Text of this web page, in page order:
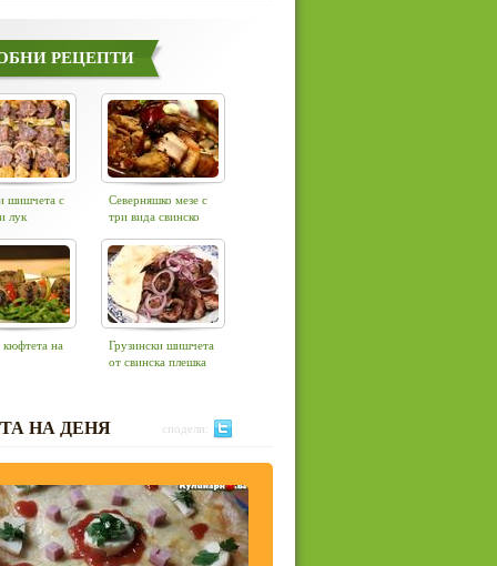
РЕЦЕПТИ
шишчета с
лук
Северняшко мезе с
три вида свинско
на
Грузински шишчета
от свинска плешка
НА ДЕНЯ сподели: